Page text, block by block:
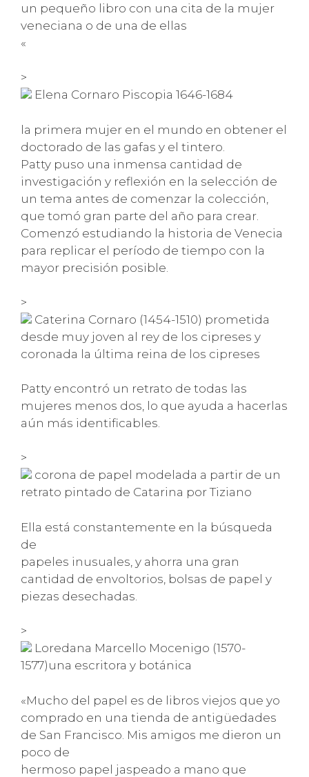
un pequeño libro con una cita de la mujer
veneciana o de una de ellas
«
>
Elena Cornaro Piscopia 1646-1684
la primera mujer en el mundo en obtener el
doctorado de las gafas y el tintero.
Patty puso una inmensa cantidad de
investigación y reflexión en la selección de
un tema antes de comenzar la colección,
que tomó gran parte del año para crear.
Comenzó estudiando la historia de Venecia
para replicar el período de tiempo con la
mayor precisión posible.
>
Caterina Cornaro (1454-1510) prometida
desde muy joven al rey de los cipreses y
coronada la última reina de los cipreses
Patty encontró un retrato de todas las
mujeres menos dos, lo que ayuda a hacerlas
aún más identificables.
>
corona de papel modelada a partir de un
retrato pintado de Catarina por Tiziano
Ella está constantemente en la búsqueda
de
papeles inusuales, y ahorra una gran
cantidad de envoltorios, bolsas de papel y
piezas desechadas.
>
Loredana Marcello Mocenigo (1570-
1577)una escritora y botánica
«Mucho del papel es de libros viejos que yo
comprado en una tienda de antigüedades
de San Francisco. Mis amigos me dieron un
poco de
hermoso papel jaspeado a mano que